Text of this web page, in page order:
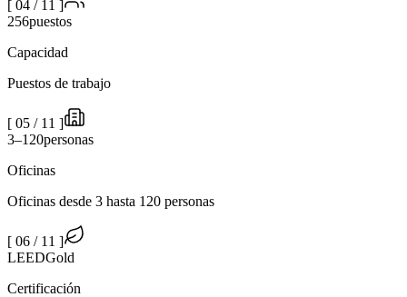
[ 04 / 11 ]
256puestos
Capacidad
Puestos de trabajo
[ 05 / 11 ]
3–120personas
Oficinas
Oficinas desde 3 hasta 120 personas
[ 06 / 11 ]
LEEDGold
Certificación